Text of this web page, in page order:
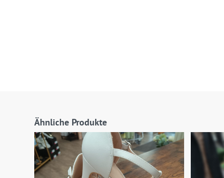
Ähnliche Produkte